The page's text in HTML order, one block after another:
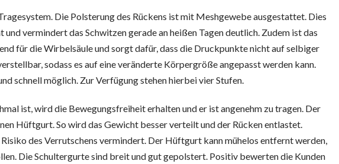
Die Polsterung des Rückens ist mit Meshgewebe ausgestattet. Dies
vermindert das Schwitzen gerade an heißen Tagen deutlich. Zudem ist das
für die Wirbelsäule und sorgt dafür, dass die Druckpunkte nicht auf selbiger
sodass es auf eine veränderte Körpergröße angepasst werden kann.
schnell möglich. Zur Verfügung stehen hierbei vier Stufen.
ist, wird die Bewegungsfreiheit erhalten und er ist angenehm zu tragen. Der
Hüftgurt. So wird das Gewicht besser verteilt und der Rücken entlastet.
des Verrutschens vermindert. Der Hüftgurt kann mühelos entfernt werden,
Die Schultergurte sind breit und gut gepolstert. Positiv bewerten die Kunden